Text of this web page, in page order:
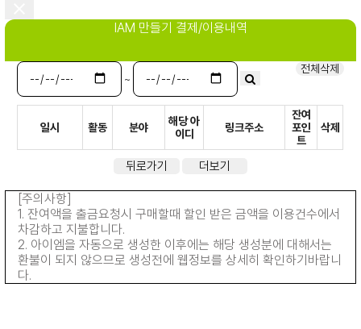
IAM 만들기 결제/이용내역
~
전체삭제
일시 활동 분야
해당 아
이디
링크주소
잔여
포인
트
삭제
뒤로가기 더보기
[주의사항]
1. 잔여액을 출금요청시 구매할때 할인 받은 금액을 이용건수에서
차감하고 지불합니다.
2. 아이엠을 자동으로 생성한 이후에는 해당 생성분에 대해서는
환불이 되지 않으므로 생성전에 웹정보를 상세히 확인하기바랍니
다.